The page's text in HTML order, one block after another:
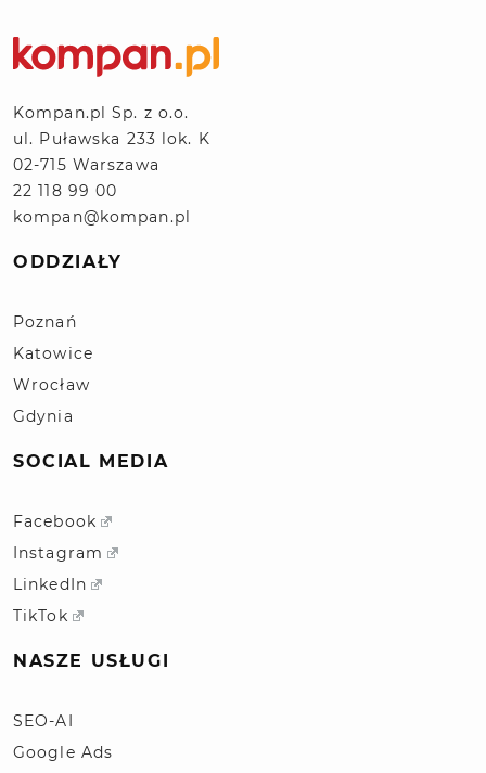
Kompan.pl Sp. z o.o.
ul. Puławska 233 lok. K
02-715 Warszawa
22 118 99 00
kompan@kompan.pl
ODDZIAŁY
Poznań
Katowice
Wrocław
Gdynia
SOCIAL MEDIA
Facebook
Instagram
LinkedIn
TikTok
NASZE USŁUGI
SEO-AI
Google Ads